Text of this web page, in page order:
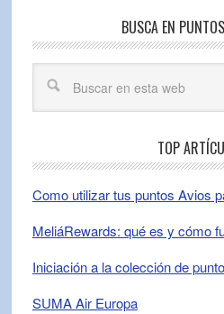
BUSCA EN
TOP
Como utilizar tus puntos Avios
MeliáRewards: qué es y cómo
Iniciación a la colección de
SUMA Air Europa